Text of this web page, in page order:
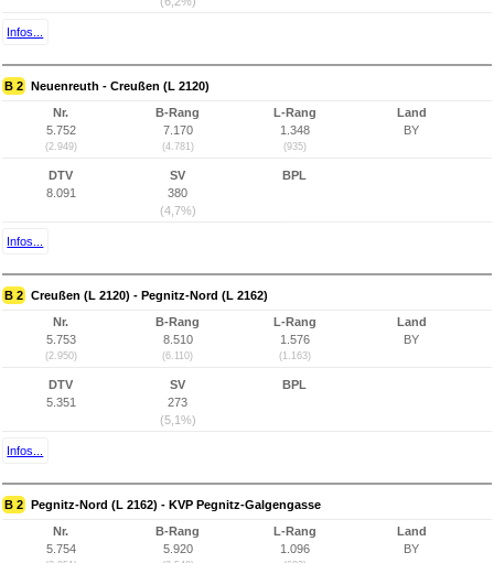
Infos...
B 2 Neuenreuth - Creußen (L 2120)
Nr.
5.752
(2.949)
B-Rang
7.170
(4.781)
L-Rang
1.348
(935)
Land
BY
DTV
8.091
SV
380
(4,7%)
BPL
Infos...
B 2 Creußen (L 2120) - Pegnitz-Nord (L 2162)
Nr.
5.753
(2.950)
B-Rang
8.510
(6.110)
L-Rang
1.576
(1.163)
Land
BY
DTV
5.351
SV
273
(5,1%)
BPL
Infos...
B 2 Pegnitz-Nord (L 2162) - KVP Pegnitz-Galgengasse
Nr.
5.754
B-Rang
5.920
L-Rang
1.096
Land
BY